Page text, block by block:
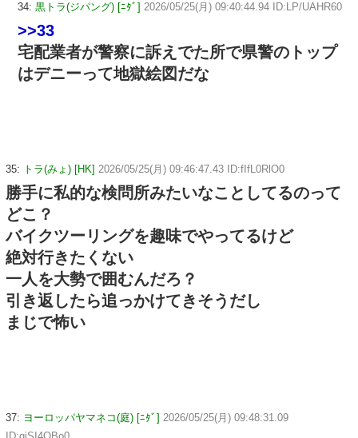
34: 黒トラ(ジパング) [ﾆﾀﾞ] 2026/05/25(月) 09:40:44.94 ID:LP/UAHR60
>>33
宅配業者が警察に訴えでた所で県警のトップ
はデニーって地獄絵図だな
35: トラ(みょ) [HK] 2026/05/25(月) 09:46:47.43 ID:fIfL0RlO0
勝手に私的な検問所みたいなことしてるのって
どこ？
バイクツーリングを趣味でやってるけど
絶対行きたくない
一人を大勢で囲むんだろ？
引き返したら追っかけてきそうだし
まじで怖い
37: ヨーロッパヤマネコ(庭) [ﾆﾀﾞ] 2026/05/25(月) 09:48:31.09